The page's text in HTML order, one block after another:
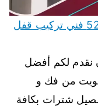
تركيب اقفال شتر الكويت 52227343 فني تركيب قفل
نقدم لكم أفضل
من فك و
شترات بكافة